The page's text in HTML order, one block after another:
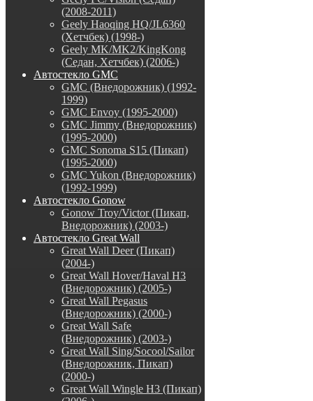
(2008-2011)
Geely Haoqing HQ/JL6360
(Хетчбек) (1998-)
Geely MK/MK2/KingKong
(Седан, Хетчбек) (2006-)
Автостекло GMC
GMC (Внедорожник) (1992-
1999)
GMC Envoy (1995-2000)
GMC Jimmy (Внедорожник)
(1995-2000)
GMC Sonoma S15 (Пикап)
(1995-2000)
GMC Yukon (Внедорожник)
(1992-1999)
Автостекло Gonow
Gonow Troy/Victor (Пикап,
Внедорожник) (2003-)
Автостекло Great Wall
Great Wall Deer (Пикап)
(2004-)
Great Wall Hover/Haval H3
(Внедорожник) (2005-)
Great Wall Pegasus
(Внедорожник) (2000-)
Great Wall Safe
(Внедорожник) (2003-)
Great Wall Sing/Socool/Sailor
(Внедорожник, Пикап)
(2000-)
Great Wall Wingle H3 (Пикап)